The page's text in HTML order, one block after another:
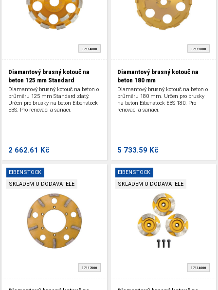
37114000
Diamantový brusný kotouč na
beton 125 mm Standard
Diamantový brusný kotouč na beton o
průměru 125 mm Standard zlatý.
Určen pro brusky na beton Eibenstock
EBS. Pro renovaci a sanaci.
2 662.61 Kč
37112000
Diamantový brusný kotouč na
beton 180 mm
Diamantový brusný kotouč na beton o
průměru 180 mm. Určen pro brusky
na beton Eibenstock EBS 180. Pro
renovaci a sanaci.
5 733.59 Kč
EIBENSTOCK
SKLADEM U DODAVATELE
37117000
EIBENSTOCK
SKLADEM U DODAVATELE
37134000